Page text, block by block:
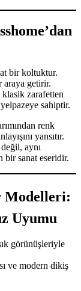
bir koltuktur.
araya getirir.
zarafetten
sahiptir.
renk
yansıtır.
aynı
bir sanat eseridir.
Modelleri:
Uyumu
görünüşleriyle
ve modern dikiş